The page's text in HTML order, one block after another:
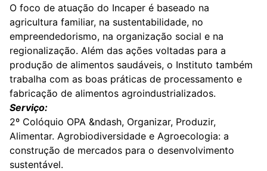
O foco de atuação do Incaper é baseado na
agricultura familiar, na sustentabilidade, no
empreendedorismo, na organização social e na
regionalização. Além das ações voltadas para a
produção de alimentos saudáveis, o Instituto também
trabalha com as boas práticas de processamento e
fabricação de alimentos agroindustrializados.
Serviço:
2º Colóquio OPA &ndash, Organizar, Produzir,
Alimentar. Agrobiodiversidade e Agroecologia: a
construção de mercados para o desenvolvimento
sustentável.